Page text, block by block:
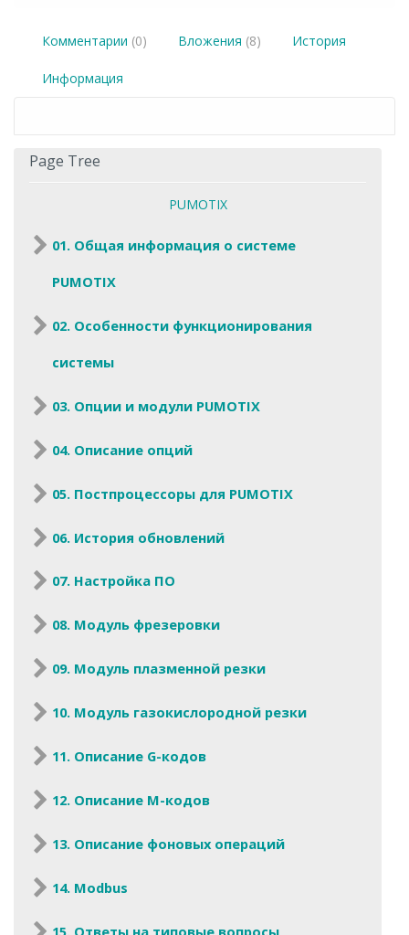
Комментарии (0) Вложения (8) История
Информация
Page Tree
PUMOTIX
01. Общая информация о системе
PUMOTIX
02. Особенности функционирования
системы
03. Опции и модули PUMOTIX
04. Описание опций
05. Постпроцессоры для PUMOTIX
06. История обновлений
07. Настройка ПО
08. Модуль фрезеровки
09. Модуль плазменной резки
10. Модуль газокислородной резки
11. Описание G-кодов
12. Описание M-кодов
13. Описание фоновых операций
14. Modbus